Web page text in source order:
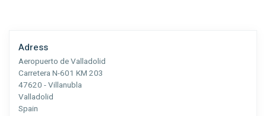
Adress
Aeropuerto de Valladolid
Carretera N-601 KM 203
47620 - Villanubla
Valladolid
Spain